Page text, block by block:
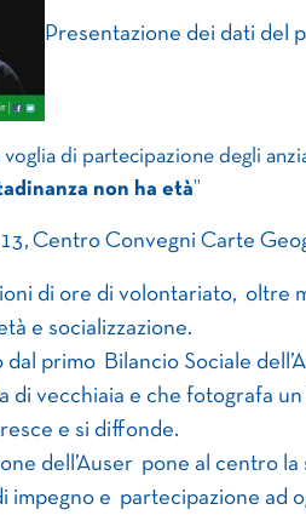
Presentazione dei dati del
di partecipazione degli
non ha età”
Centro Convegni Carte
di ore di volontariato, oltre
e socializzazione.
primo Bilancio Sociale
di vecchiaia e che fotografa un
e si diffonde.
dell’Auser pone al centro
impegno e partecipazione ad